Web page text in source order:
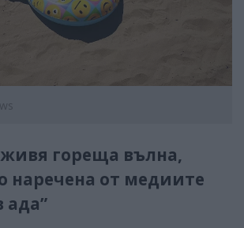
гореща вълна,
наречена от медиите
ада”